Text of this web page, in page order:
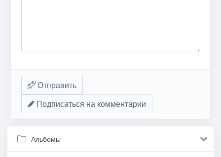
Отправить
Подписаться на комментарии
Альбомы